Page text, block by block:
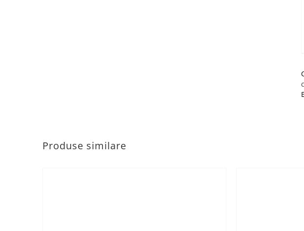
Produse similare